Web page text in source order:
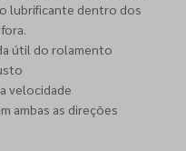
lubrificante dentro dos
útil do rolamento
velocidade
ambas as direções